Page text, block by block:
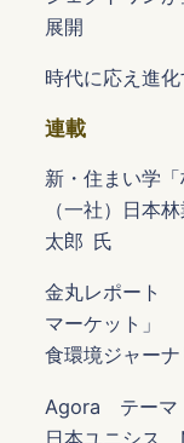
展開
時代に応え進
連載
新・住まい学「
（一社）日本
太郎 氏
金丸レポート
マーケット」
食環境ジャー
Agora テーマ
日本ユニシス